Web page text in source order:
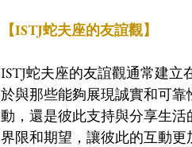
【ISTJ蛇夫座的友誼觀】
ISTJ蛇夫座的友誼觀通常建
於與那些能夠展現誠實和可
動，還是彼此支持與分享生
界限和期望，讓彼此的互動更